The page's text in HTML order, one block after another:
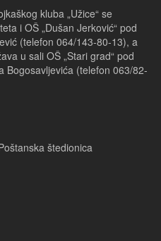
kluba „Užice“ se
i OŠ „Dušan Jerković“ pod
(telefon 064/143-80-13), a
u sali OŠ „Stari grad“ pod
Bogosavljevića (telefon 063/82-
štedionica